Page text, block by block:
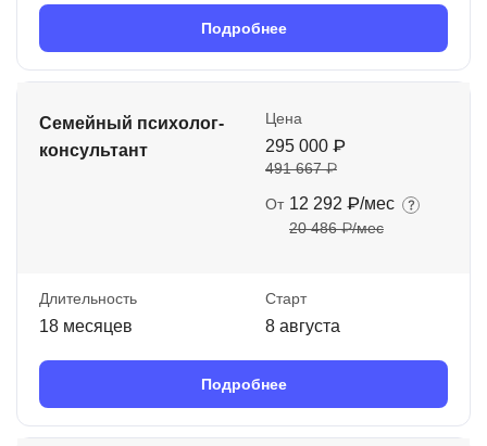
Подробнее
Семейный психолог-
консультант
Цена
295 000 ₽
491 667 ₽
От 12 292 ₽/мес
20 486 ₽/мес
Длительность
18 месяцев
Старт
8 августа
Подробнее